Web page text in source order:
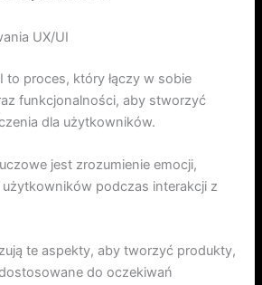
UX/UI
to proces, który łączy w sobie
funkcjonalności, aby stworzyć
dla użytkowników.
jest zrozumienie emocji,
podczas interakcji z
te aspekty, aby tworzyć produkty,
do oczekiwań